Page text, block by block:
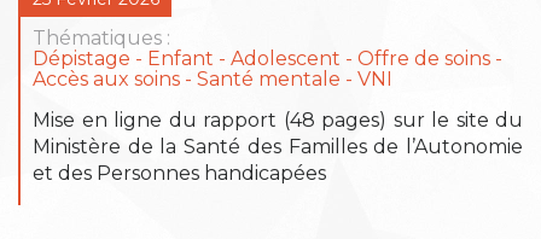
Thématiques :
Dépistage
Enfant - Adolescent
Offre de soins -
Accès aux soins
Santé mentale
VNI
Mise en ligne du rapport (48 pages) sur le site du
Ministère de la Santé des Familles de l’Autonomie
et des Personnes handicapées